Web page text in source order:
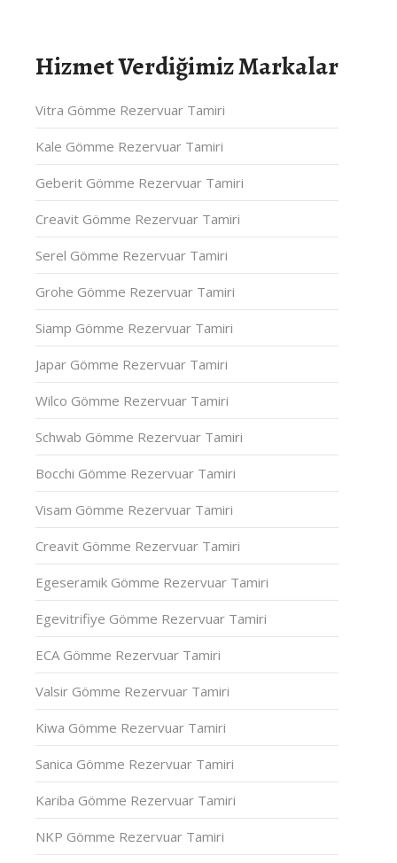
Hizmet Verdiğimiz Markalar
Vitra Gömme Rezervuar Tamiri
Kale Gömme Rezervuar Tamiri
Geberit Gömme Rezervuar Tamiri
Creavit Gömme Rezervuar Tamiri
Serel Gömme Rezervuar Tamiri
Grohe Gömme Rezervuar Tamiri
Siamp Gömme Rezervuar Tamiri
Japar Gömme Rezervuar Tamiri
Wilco Gömme Rezervuar Tamiri
Schwab Gömme Rezervuar Tamiri
Bocchi Gömme Rezervuar Tamiri
Visam Gömme Rezervuar Tamiri
Creavit Gömme Rezervuar Tamiri
Egeseramik Gömme Rezervuar Tamiri
Egevitrifiye Gömme Rezervuar Tamiri
ECA Gömme Rezervuar Tamiri
Valsir Gömme Rezervuar Tamiri
Kiwa Gömme Rezervuar Tamiri
Sanica Gömme Rezervuar Tamiri
Kariba Gömme Rezervuar Tamiri
NKP Gömme Rezervuar Tamiri